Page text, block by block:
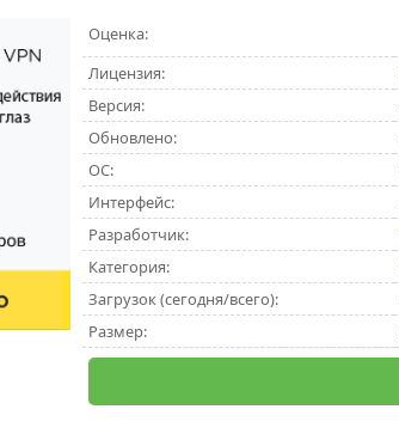
Оценка:
Лицензия:
Версия:
Обновлено:
ОС:
Интерфейс:
Разработчик:
Категория:
Загрузок (сегодня/всего):
Размер: